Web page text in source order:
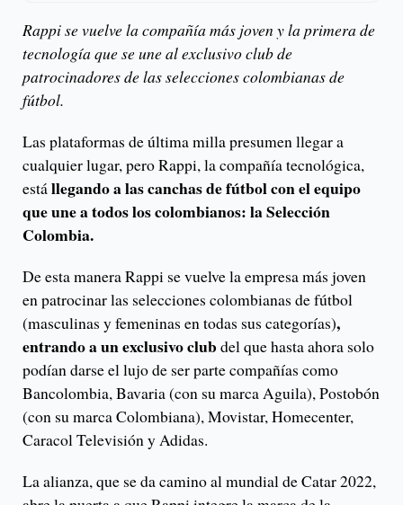
Rappi se vuelve la compañía más joven y la primera de
tecnología que se une al exclusivo club de
patrocinadores de las selecciones colombianas de
fútbol.
Las plataformas de última milla presumen llegar a
cualquier lugar, pero Rappi, la compañía tecnológica,
estállegando a las canchas de fútbol con el equipo
que une a todos los colombianos: la Selección
Colombia.
De esta manera Rappi se vuelve la empresa más joven
en patrocinar las selecciones colombianas de fútbol
(masculinas y femeninas en todas sus categorías),
entrando a un exclusivo club del que hasta ahora solo
podían darse el lujo de ser parte compañías como
Bancolombia, Bavaria (con su marca Aguila), Postobón
(con su marca Colombiana), Movistar, Homecenter,
Caracol Televisión y Adidas.
La alianza, que se da camino al mundial de Catar 2022,